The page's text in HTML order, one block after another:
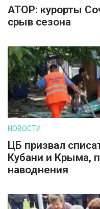
АТОР: курорты
срыв сезона
НОВОСТИ
ЦБ призвал
Кубани и Крыма,
наводнения